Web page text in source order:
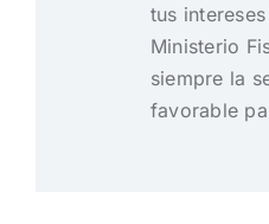
tus
Ministerio
siempre la
favorable